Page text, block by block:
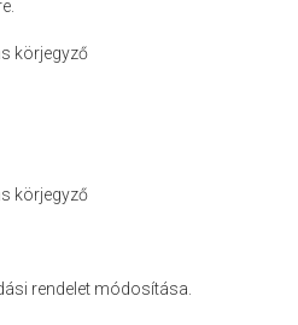
körjegyző
körjegyző
rendelet módosítása.